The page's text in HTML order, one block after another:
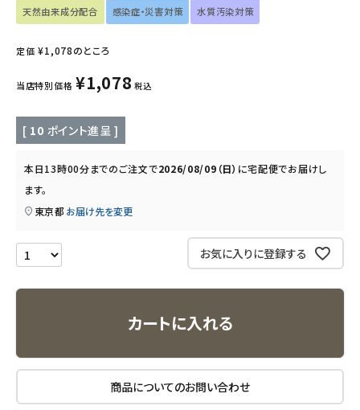
キッチン用品
ブランド
エコリュクス
エコメイト
天然由来成分配合 感染症・災害対策 水質汚染対策
定価 ¥1,078のところ
当店特別価格 ¥1,078 税込
[ 10 ポイント進呈 ]
本日13時00分までのご注文で2026/08/09（日） に宅配便でお届けし
ます。
東京都 お届け先を変更
お気に入りに登録する
カートに入れる
商品についてのお問い合わせ